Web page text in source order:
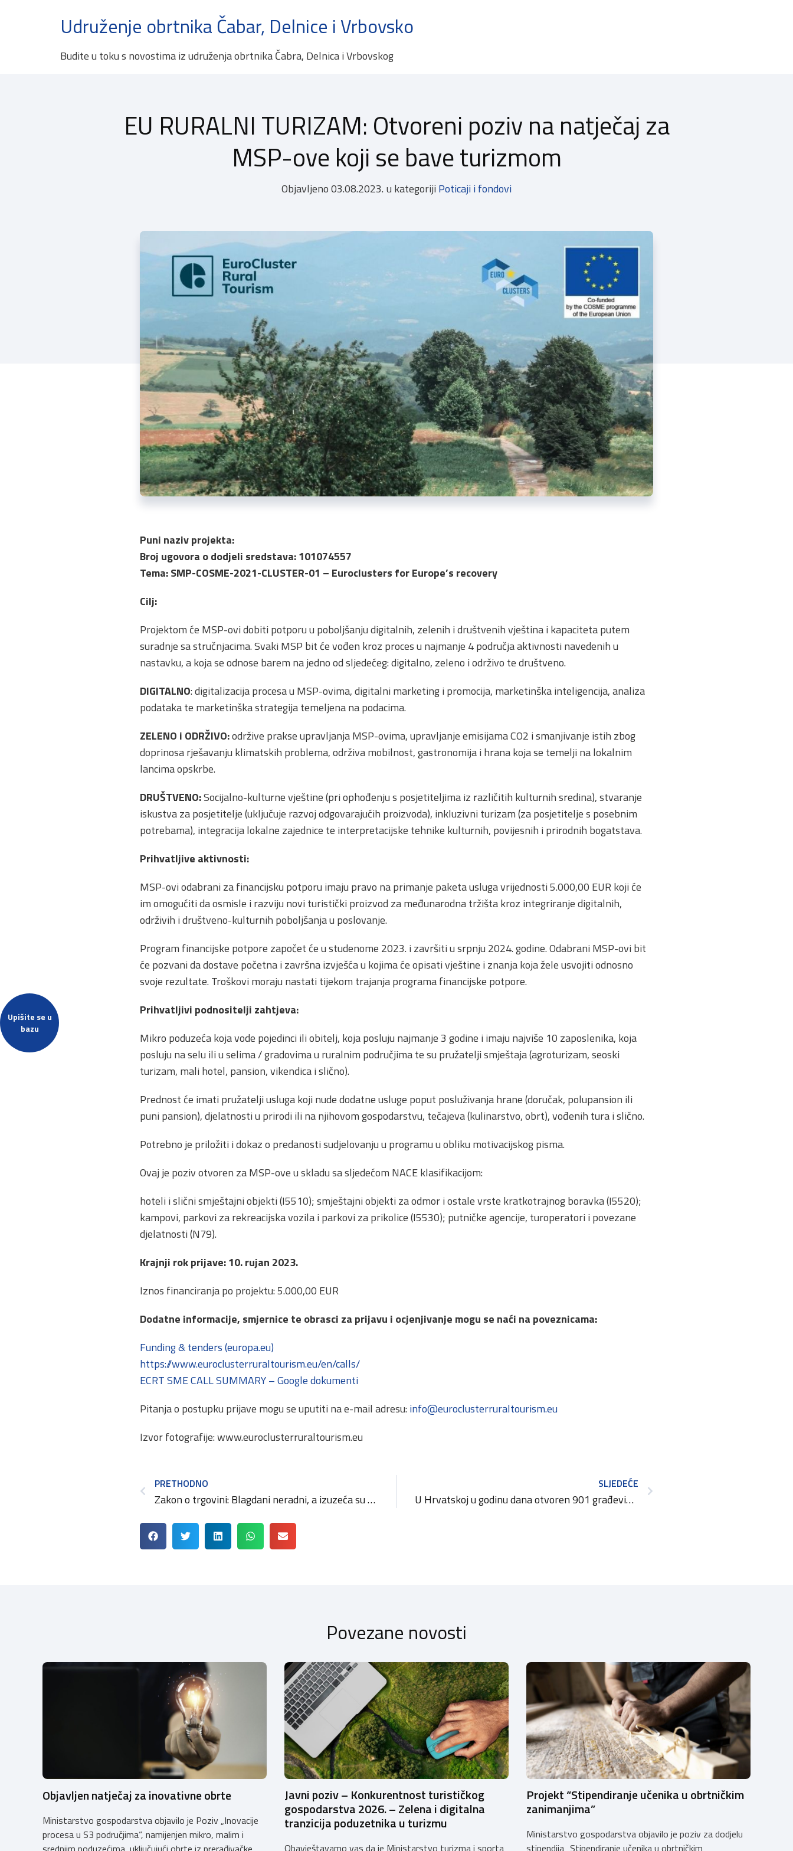
Upišite se u
bazu
Udruženje obrtnika Čabar, Delnice i Vrbovsko
Budite u toku s novostima iz udruženja obrtnika Čabra, Delnica i Vrbovskog
EU RURALNI TURIZAM: Otvoreni poziv na natječaj za
MSP-ove koji se bave turizmom
Objavljeno03.08.2023. u kategoriji Poticaji i fondovi
Puni naziv projekta:
Broj ugovora o dodjeli sredstava:101074557
Tema: SMP-COSME-2021-CLUSTER-01 – Euroclusters for Europe’s recovery
Cilj:
Projektom će MSP-ovi dobiti potporu u poboljšanju digitalnih, zelenih i društvenih vještina i kapaciteta putem
suradnje sa stručnjacima. Svaki MSP bit će vođen kroz proces u najmanje 4 područja aktivnosti navedenih u
nastavku, a koja se odnose barem na jedno od sljedećeg: digitalno, zeleno i održivo te društveno.
DIGITALNO: digitalizacija procesa u MSP-ovima, digitalni marketing i promocija, marketinška inteligencija, analiza
podataka te marketinška strategija temeljena na podacima.
ZELENO i ODRŽIVO:održive prakse upravljanja MSP-ovima, upravljanje emisijama CO2 i smanjivanje istih zbog
doprinosa rješavanju klimatskih problema, održiva mobilnost, gastronomija i hrana koja se temelji na lokalnim
lancima opskrbe.
DRUŠTVENO:Socijalno-kulturne vještine (pri ophođenju s posjetiteljima iz različitih kulturnih sredina), stvaranje
iskustva za posjetitelje (uključuje razvoj odgovarajućih proizvoda), inkluzivni turizam (za posjetitelje s posebnim
potrebama), integracija lokalne zajednice te interpretacijske tehnike kulturnih, povijesnih i prirodnih bogatstava.
Prihvatljive aktivnosti:
MSP-ovi odabrani za financijsku potporu imaju pravo na primanje paketa usluga vrijednosti 5.000,00 EUR koji će
im omogućiti da osmisle i razviju novi turistički proizvod za međunarodna tržišta kroz integriranje digitalnih,
održivih i društveno-kulturnih poboljšanja u poslovanje.
Program financijske potpore započet će u studenome 2023. i završiti u srpnju 2024. godine. Odabrani MSP-ovi bit
će pozvani da dostave početna i završna izvješća u kojima će opisati vještine i znanja koja žele usvojiti odnosno
svoje rezultate. Troškovi moraju nastati tijekom trajanja programa financijske potpore.
Prihvatljivi podnositelji zahtjeva:
Mikro poduzeća koja vode pojedinci ili obitelj, koja posluju najmanje 3 godine i imaju najviše 10 zaposlenika, koja
posluju na selu ili u selima / gradovima u ruralnim područjima te su pružatelji smještaja (agroturizam, seoski
turizam, mali hotel, pansion, vikendica i slično).
Prednost će imati pružatelji usluga koji nude dodatne usluge poput posluživanja hrane (doručak, polupansion ili
puni pansion), djelatnosti u prirodi ili na njihovom gospodarstvu, tečajeva (kulinarstvo, obrt), vođenih tura i slično.
Potrebno je priložiti i dokaz o predanosti sudjelovanju u programu u obliku motivacijskog pisma.
Ovaj je poziv otvoren za MSP-ove u skladu sa sljedećom NACE klasifikacijom:
hoteli i slični smještajni objekti (I5510); smještajni objekti za odmor i ostale vrste kratkotrajnog boravka (I5520);
kampovi, parkovi za rekreacijska vozila i parkovi za prikolice (I5530); putničke agencije, turoperatori i povezane
djelatnosti (N79).
Krajnji rok prijave: 10. rujan 2023.
Iznos financiranja po projektu: 5.000,00 EUR
Dodatne informacije, smjernice te obrasci za prijavu i ocjenjivanje mogu se naći na poveznicama:
Funding & tenders (europa.eu)
https://www.euroclusterruraltourism.eu/en/calls/
ECRT SME CALL SUMMARY – Google dokumenti
Pitanja o postupku prijave mogu se uputiti na e-mail adresu: info@euroclusterruraltourism.eu
Izvor fotografije: www.euroclusterruraltourism.eu
PRETHODNO
Zakon o trgovini: Blagdani neradni, a izuzeća su prigodna prodaja i kiosci s tiskom
SLJEDEĆE
U Hrvatskoj u godinu dana otvoren 901 građevinski obrt
Povezane novosti
Objavljen natječaj za inovativne obrte
Ministarstvo gospodarstva objavilo je Poziv „Inovacije
procesa u S3 područjima“, namijenjen mikro, malim i
Javni poziv – Konkurentnost turističkog
gospodarstva 2026. – Zelena i digitalna
tranzicija poduzetnika u turizmu
Obavještavamo vas da je Ministarstvo turizma i sporta
Projekt “Stipendiranje učenika u obrtničkim
zanimanjima”
Ministarstvo gospodarstva objavilo je poziv za dodjelu
stipendija „Stipendiranje učenika u obrtničkim